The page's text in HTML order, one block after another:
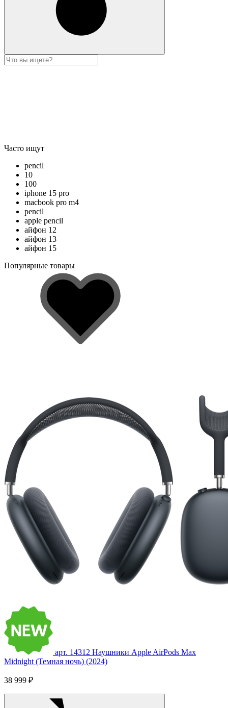
Часто ищут
pencil
10
100
iphone 15 pro
macbook pro m4
pencil
apple pencil
айфон 12
айфон 13
айфон 15
Популярные товары
арт. 14312 Наушники Apple AirPods Max
Midnight (Темная ночь) (2024)
38 999 ₽